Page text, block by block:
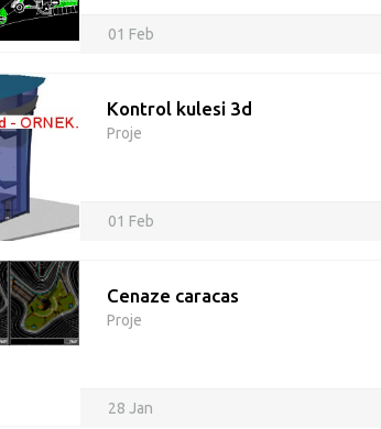
01 Feb
Kontrol kulesi 3d
Proje
01 Feb
Cenaze caracas
Proje
28 Jan